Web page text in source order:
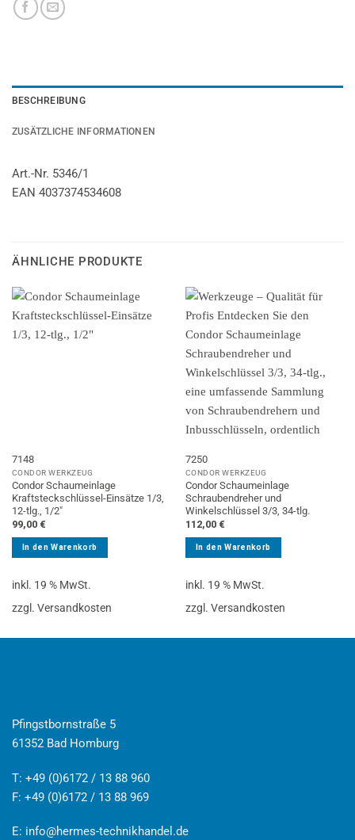
BESCHREIBUNG
ZUSÄTZLICHE INFORMATIONEN
Art.-Nr. 5346/1
EAN 4037374534608
ÄHNLICHE PRODUKTE
7148
CONDOR WERKZEUG
Condor Schaumeinlage
Kraftsteckschlüssel-Einsätze 1/3,
12-tlg., 1/2″
99,00 €
In den Warenkorb
inkl. 19 % MwSt.
zzgl. Versandkosten
7250
CONDOR WERKZEUG
Condor Schaumeinlage
Schraubendreher und
Winkelschlüssel 3/3, 34-tlg.
112,00 €
In den Warenkorb
inkl. 19 % MwSt.
zzgl. Versandkosten
Pfingstbornstraße 5
61352 Bad Homburg
T: +49 (0)6172 / 13 88 960
F: +49 (0)6172 / 13 88 969
E: info@hermes-technikhandel.de